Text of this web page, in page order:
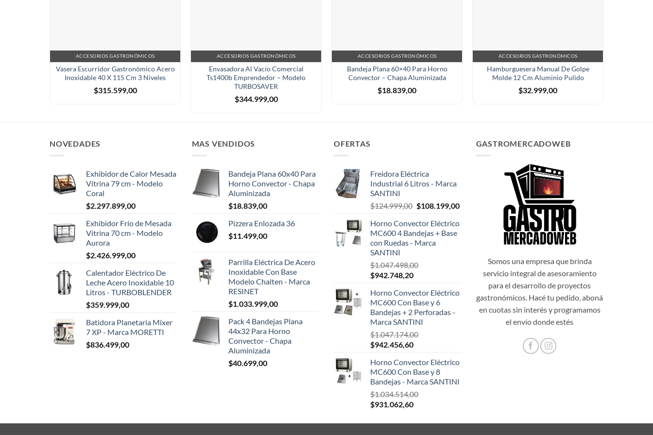
ACCESORIOS GASTRONÓMICOS
Vasera Escurridor Gastronómico Acero
Inoxidable 40 X 115 Cm 3 Niveles
$315.599,00
ACCESORIOS GASTRONÓMICOS
Envasadora Al Vacío Comercial
Ts1400b Emprendedor – Modelo
TURBOSAVER
$344.999,00
ACCESORIOS GASTRONÓMICOS
Bandeja Plana 60×40 Para Horno
Convector – Chapa Aluminizada
$18.839,00
ACCESORIOS GASTRONÓMICOS
Hamburguesera Manual De Golpe
Molde 12 Cm Aluminio Pulido
$32.999,00
NOVEDADES
Exhibidor de Calor Mesada
Vitrina 79 cm - Modelo
Coral
$2.297.899,00
Exhibidor Frío de Mesada
Vitrina 70 cm - Modelo
Aurora
$2.426.999,00
Calentador Eléctrico De
Leche Acero Inoxidable 10
Litros - TURBOBLENDER
$359.999,00
Batidora Planetaria Mixer
7 XP - Marca MORETTI
$836.499,00
MAS VENDIDOS
Bandeja Plana 60x40 Para
Horno Convector - Chapa
Aluminizada
$18.839,00
Pizzera Enlozada 36
$11.499,00
Parrilla Eléctrica De Acero
Inoxidable Con Base
Modelo Chalten - Marca
RESINET
$1.033.999,00
Pack 4 Bandejas Plana
44x32 Para Horno
Convector - Chapa
Aluminizada
$40.699,00
OFERTAS
Freidora Eléctrica
Industrial 6 Litros - Marca
SANTINI
$124.999,00 El
original
era:
$124.999,00.
$108.199,00El
actual
Horno Convector Eléctrico
MC600 4 Bandejas + Base
con Ruedas - Marca
SANTINI
$1.047.498,00
El
original
era:
$1.047.498,00.
$942.748,20El
actual
es:
$942.748,20.
Horno Convector Eléctrico
MC600 Con Base y 6
Bandejas + 2 Perforadas -
Marca SANTINI
$1.047.174,00
El
original
era:
$1.047.174,00.
$942.456,60El
actual
es:
$942.456,60.
Horno Convector Eléctrico
MC600 Con Base y 8
Bandejas - Marca SANTINI
$1.034.514,00
El
original
$931.062,60El
actual
GASTROMERCADOWEB
Somos una empresa que brinda
servicio integral de asesoramiento
para el desarrollo de proyectos
gastronómicos. Hacé tu pedido, aboná
en cuotas sin interés y programamos
el envío donde estés